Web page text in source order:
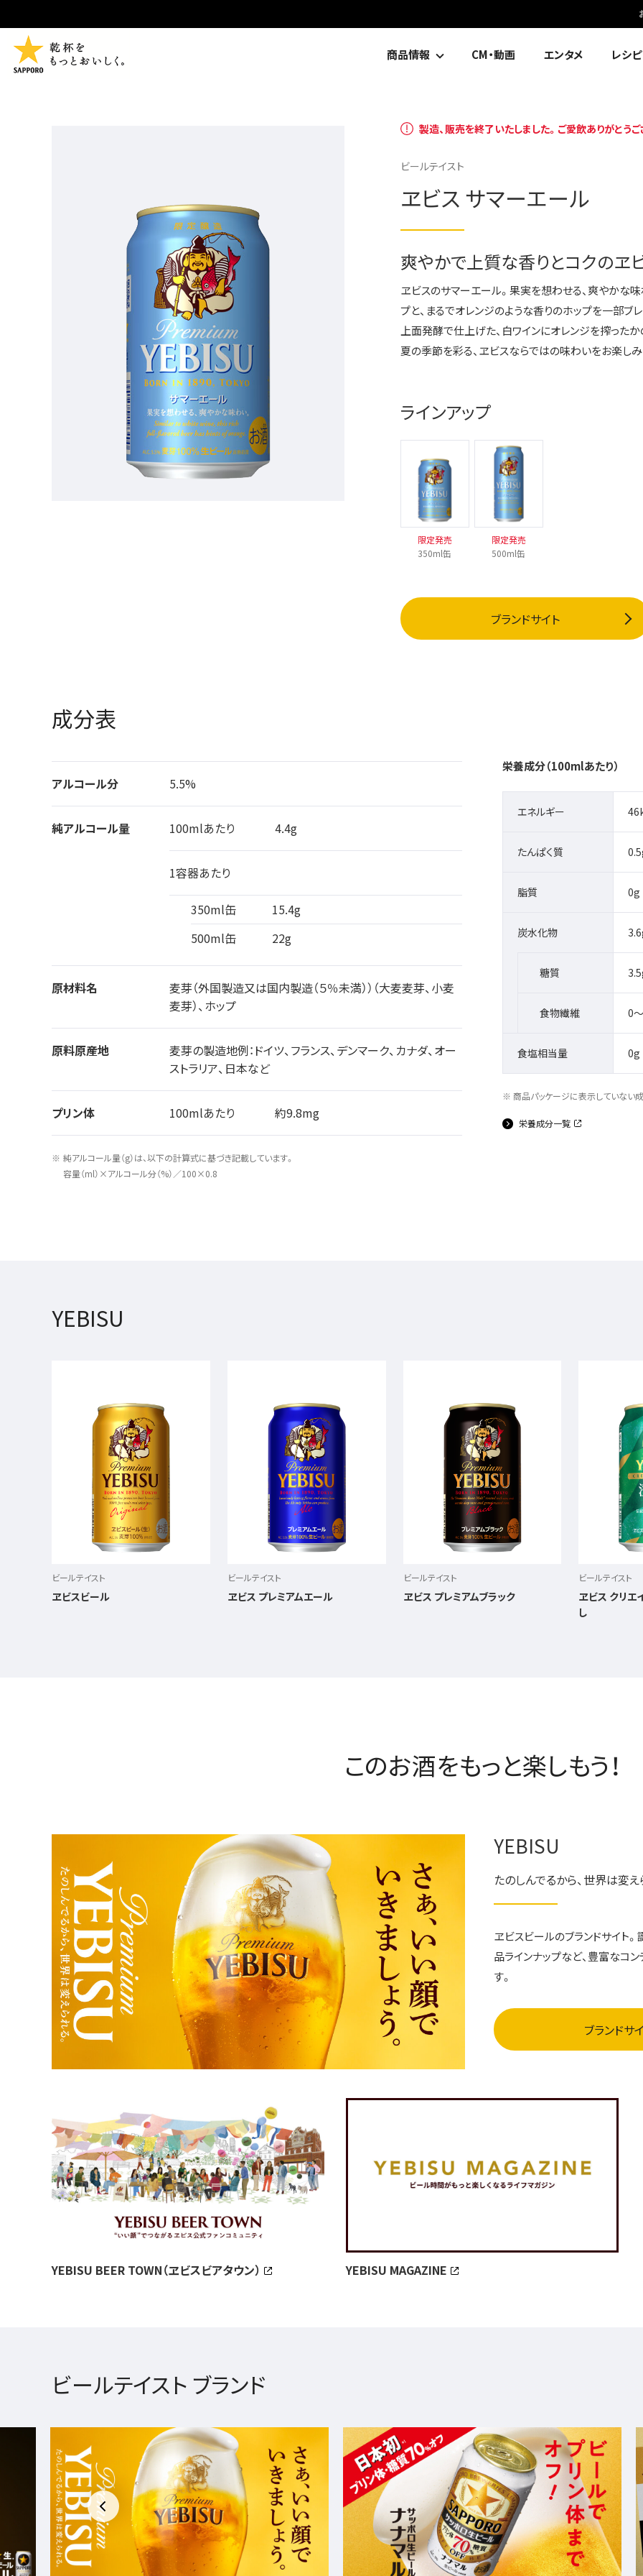
商品情報 CM・動画 エンタメ レシピ
製造、販売を終了いたしました。ご愛飲ありがとうご
ビールテイスト
ヱビス サマーエール
爽やかで上質な香りとコクのヱ
ヱビスのサマーエール。果実を想わせる、爽やかな
プと、まるでオレンジのような香りのホップを一部ブレ
上面発酵で仕上げた、白ワインにオレンジを搾った
夏の季節を彩る、ヱビスならではの味わいをお楽しみ
ラインアップ
限定発売
350ml缶
限定発売
500ml缶
ブランドサイト
成分表
アルコール分 5.5%
純アルコール量 100mlあたり 4.4g
1容器あたり
350ml缶
15.4g
500ml缶
22g
原材料名
麦芽（外国製造又は国内製造（５％未満））（大麦麦芽、小麦
麦芽）、ホップ
原料原産地
麦芽の製造地例：ドイツ、フランス、デンマーク、カナダ、オー
ストラリア、日本など
プリン体 100mlあたり 約9.8mg
純アルコール量（g）は、以下の計算式に基づき記載しています。
容量（ml）×アルコール分（%）／100×0.8
栄養成分（100mlあたり）
エネルギー
たんぱく質
脂質 0g
炭水化物
糖質
食物繊維 0
食塩相当量 0g
商品パッケージに表示していない
栄養成分一覧
YEBISU
ビールテイスト
ヱビスビール
ビールテイスト
ヱビス プレミアムエール
ビールテイスト
ヱビス プレミアムブラック
ビールテイスト
ヱビス クリエ
し
このお酒をもっと楽しもう！
YEBISU
たのしんでるから、世界は変え
ヱビスビールのブランドサイト
品ラインナップなど、豊富なコ
す。
ブランドサ
YEBISU BEER TOWN（ヱビスビアタウン） YEBISU MAGAZINE
ビールテイスト ブランド